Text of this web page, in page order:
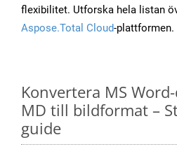
flexibilitet. Utforska hela listan
Aspose.Total Cloud-plattformen.
Konvertera MS
MD till bildformat –
guide